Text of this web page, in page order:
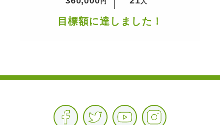
円 人
目標額に達しました！